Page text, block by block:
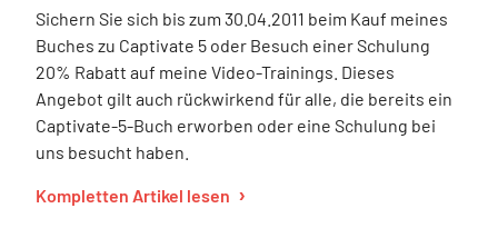
Sichern Sie sich bis zum 30.04.2011 beim Kauf meines
Buches zu Captivate 5 oder Besuch einer Schulung
20% Rabatt auf meine Video-Trainings. Dieses
Angebot gilt auch rückwirkend für alle, die bereits ein
Captivate-5-Buch erworben oder eine Schulung bei
uns besucht haben.
Kompletten Artikel lesen